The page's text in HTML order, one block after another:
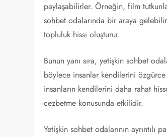
paylaşabilirler. Örneğin, film
sohbet odalarında bir araya
topluluk hissi oluşturur.
Bunun yanı sıra, yetişkin sohbet
böylece insanlar kendilerini
insanların kendilerini daha rahat
cezbetme konusunda etkilidir.
Yetişkin sohbet odalarının